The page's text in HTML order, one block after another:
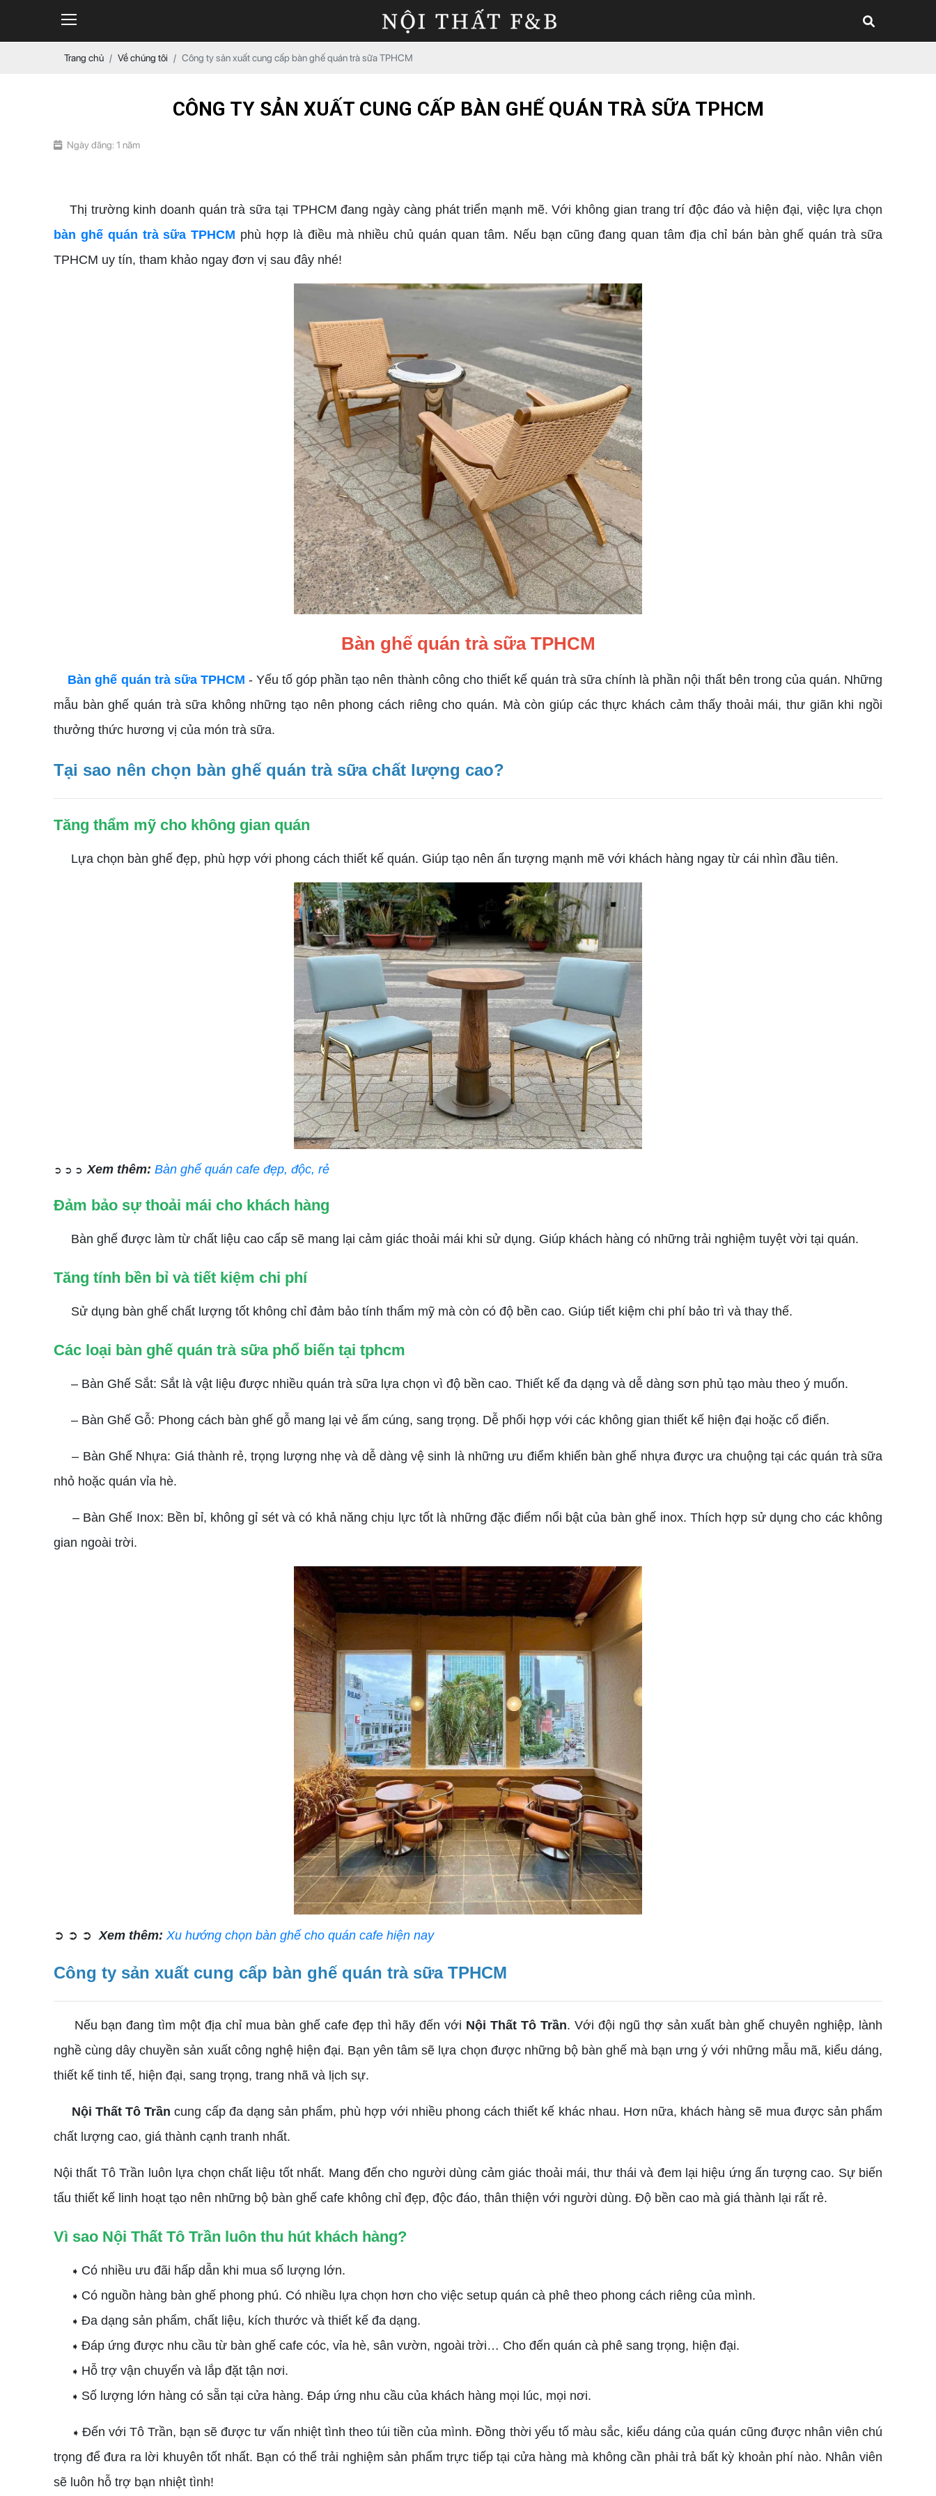
Trang chủ Về chúng tôi Công ty sản xuất cung cấp bàn ghế quán trà sữa TPHCM
CÔNG TY SẢN XUẤT CUNG CẤP BÀN GHẾ QUÁN TRÀ SỮA TPHCM
Ngày đăng: 1 năm
Thị trường kinh doanh quán trà sữa tại TPHCM đang ngày càng phát triển mạnh mẽ. Với không gian trang trí độc đáo và hiện đại, việc lựa chọn
bàn ghế quán trà sữa TPHCM phù hợp là điều mà nhiều chủ quán quan tâm. Nếu bạn cũng đang quan tâm địa chỉ bán bàn ghế quán trà sữa
TPHCM uy tín, tham khảo ngay đơn vị sau đây nhé!
Bàn ghế quán trà sữa TPHCM
Bàn ghế quán trà sữa TPHCM - Yếu tố góp phần tạo nên thành công cho thiết kế quán trà sữa chính là phần nội thất bên trong của quán. Những
mẫu bàn ghế quán trà sữa không những tạo nên phong cách riêng cho quán. Mà còn giúp các thực khách cảm thấy thoải mái, thư giãn khi ngồi
thưởng thức hương vị của món trà sữa.
Tại sao nên chọn bàn ghế quán trà sữa chất lượng cao?
Tăng thẩm mỹ cho không gian quán
Lựa chọn bàn ghế đẹp, phù hợp với phong cách thiết kế quán. Giúp tạo nên ấn tượng mạnh mẽ với khách hàng ngay từ cái nhìn đầu tiên.
➲ ➲ ➲ Xem thêm: Bàn ghế quán cafe đẹp, độc, rẻ
Đảm bảo sự thoải mái cho khách hàng
Bàn ghế được làm từ chất liệu cao cấp sẽ mang lại cảm giác thoải mái khi sử dụng. Giúp khách hàng có những trải nghiệm tuyệt vời tại quán.
Tăng tính bền bỉ và tiết kiệm chi phí
Sử dụng bàn ghế chất lượng tốt không chỉ đảm bảo tính thẩm mỹ mà còn có độ bền cao. Giúp tiết kiệm chi phí bảo trì và thay thế.
Các loại bàn ghế quán trà sữa phổ biến tại tphcm
– Bàn Ghế Sắt: Sắt là vật liệu được nhiều quán trà sữa lựa chọn vì độ bền cao. Thiết kế đa dạng và dễ dàng sơn phủ tạo màu theo ý muốn.
– Bàn Ghế Gỗ: Phong cách bàn ghế gỗ mang lại vẻ ấm cúng, sang trọng. Dễ phối hợp với các không gian thiết kế hiện đại hoặc cổ điển.
– Bàn Ghế Nhựa: Giá thành rẻ, trọng lượng nhẹ và dễ dàng vệ sinh là những ưu điểm khiến bàn ghế nhựa được ưa chuộng tại các quán trà sữa
nhỏ hoặc quán vỉa hè.
– Bàn Ghế Inox: Bền bỉ, không gỉ sét và có khả năng chịu lực tốt là những đặc điểm nổi bật của bàn ghế inox. Thích hợp sử dụng cho các không
gian ngoài trời.
➲ ➲ ➲Xem thêm: Xu hướng chọn bàn ghế cho quán cafe hiện nay
Công ty sản xuất cung cấp bàn ghế quán trà sữa TPHCM
Nếu bạn đang tìm một địa chỉ mua bàn ghế cafe đẹp thì hãy đến với Nội Thất Tô Trần. Với đội ngũ thợ sản xuất bàn ghế chuyên nghiệp, lành
nghề cùng dây chuyền sản xuất công nghệ hiện đại. Bạn yên tâm sẽ lựa chọn được những bộ bàn ghế mà bạn ưng ý với những mẫu mã, kiểu dáng,
thiết kế tinh tế, hiện đại, sang trọng, trang nhã và lịch sự.
Nội Thất Tô Trần cung cấp đa dạng sản phẩm, phù hợp với nhiều phong cách thiết kế khác nhau. Hơn nữa, khách hàng sẽ mua được sản phẩm
chất lượng cao, giá thành cạnh tranh nhất.
Nội thất Tô Trần luôn lựa chọn chất liệu tốt nhất. Mang đến cho người dùng cảm giác thoải mái, thư thái và đem lại hiệu ứng ấn tượng cao. Sự biến
tấu thiết kế linh hoạt tạo nên những bộ bàn ghế cafe không chỉ đẹp, độc đáo, thân thiện với người dùng. Độ bền cao mà giá thành lại rất rẻ.
Vì sao Nội Thất Tô Trần luôn thu hút khách hàng?
➧ Có nhiều ưu đãi hấp dẫn khi mua số lượng lớn.
➧ Có nguồn hàng bàn ghế phong phú. Có nhiều lựa chọn hơn cho việc setup quán cà phê theo phong cách riêng của mình.
➧ Đa dạng sản phẩm, chất liệu, kích thước và thiết kế đa dạng.
➧ Đáp ứng được nhu cầu từ bàn ghế cafe cóc, vỉa hè, sân vườn, ngoài trời… Cho đến quán cà phê sang trọng, hiện đại.
➧ Hỗ trợ vận chuyển và lắp đặt tận nơi.
➧ Số lượng lớn hàng có sẵn tại cửa hàng. Đáp ứng nhu cầu của khách hàng mọi lúc, mọi nơi.
➧ Đến với Tô Trần, bạn sẽ được tư vấn nhiệt tình theo túi tiền của mình. Đồng thời yếu tố màu sắc, kiểu dáng của quán cũng được nhân viên chú
trọng để đưa ra lời khuyên tốt nhất. Bạn có thể trải nghiệm sản phẩm trực tiếp tại cửa hàng mà không cần phải trả bất kỳ khoản phí nào. Nhân viên
sẽ luôn hỗ trợ bạn nhiệt tình!